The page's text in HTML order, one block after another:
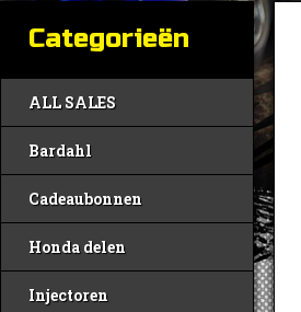
Categorieën
ALL SALES
Bardahl
Cadeaubonnen
Honda delen
Injectoren